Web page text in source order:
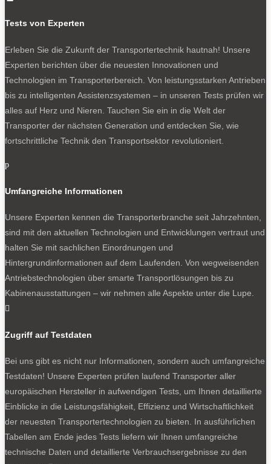
Tests von Experten
Erleben Sie die Zukunft der Transportertechnik hautnah! Unsere
Experten berichten über die neuesten Innovationen und
Technologien im Transporterbereich. Von leistungsstarken Antrieben
bis zu intelligenten Assistenzsystemen – in unseren Tests prüfen wir
alles auf Herz und Nieren. Tauchen Sie ein in die Welt der
Transporter der nächsten Generation und entdecken Sie, wie
fortschrittliche Technik den Transportsektor revolutioniert.
p
Umfangreiche Informationen
Unsere Experten kennen die Transporterbranche seit Jahrzehnten,
sind mit den aktuellen Technologien und Entwicklungen vertraut und
halten Sie mit sachlichen Einordnungen und
Hintergrundinformationen auf dem Laufenden. Von wegweisenden
Antriebstechnologien über smarte Transportlösungen bis zu
Kabinenausstattungen – wir nehmen alle Aspekte unter die Lupe.

Zugriff auf Testdaten
Bei uns gibt es nicht nur Informationen, sondern auch umfangreiche
Testdaten! Unsere Experten prüfen laufend Transporter aller
europäischen Hersteller in aufwendigen Tests, um Ihnen detaillierte
Einblicke in die Leistungsfähigkeit, Effizienz und Wirtschaftlichkeit
der neuesten Transportertechnologien zu bieten. In ausführlichen
Tabellen am Ende jedes Tests liefern wir Ihnen umfangreiche
technische Daten und detaillierte Verbrauchsergebnisse zu den